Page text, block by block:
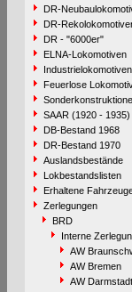
DR-
DR-
DR - "6000er"
ELNA-Lokomotiven
Industrielokomotiven
Feuerlose
SAAR (1920 - 1935)
DB-Bestand 1968
DR-Bestand 1970
Auslandsbestände
Lokbestandslisten
Erhaltene
Zerlegungen
BRD
Interne
AW
AW Bremen
AW Darmstadt